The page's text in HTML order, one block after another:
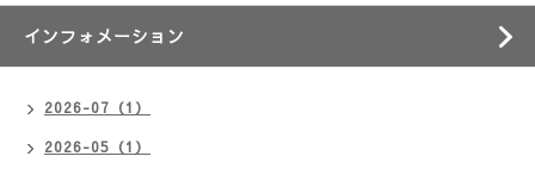
インフォメーション
2026-07（1）
2026-05（1）